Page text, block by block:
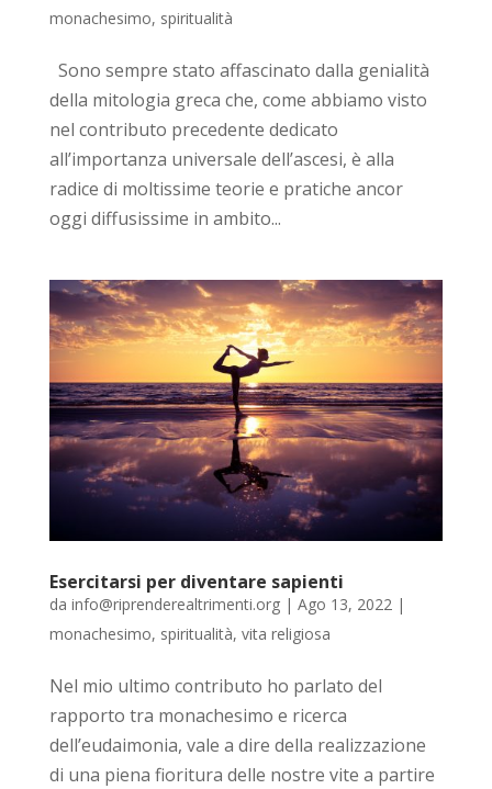
monachesimo, spiritualità
Sono sempre stato affascinato dalla genialità
della mitologia greca che, come abbiamo visto
nel contributo precedente dedicato
all’importanza universale dell’ascesi, è alla
radice di moltissime teorie e pratiche ancor
oggi diffusissime in ambito...
Esercitarsi per diventare sapienti
da info@riprenderealtrimenti.org| Ago 13, 2022|
monachesimo, spiritualità, vita religiosa
Nel mio ultimo contributo ho parlato del
rapporto tra monachesimo e ricerca
dell’eudaimonia, vale a dire della realizzazione
di una piena fioritura delle nostre vite a partire